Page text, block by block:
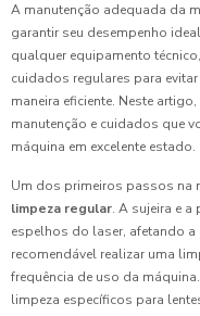
A manutenção adequada da
garantir seu desempenho
qualquer equipamento
cuidados regulares para
maneira eficiente. Neste
manutenção e cuidados que
máquina em excelente estado.
Um dos primeiros passos na
limpeza regular. A sujeira e
espelhos do laser, afetando
recomendável realizar uma
frequência de uso da
limpeza específicos para